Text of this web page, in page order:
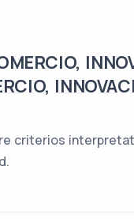
criterios